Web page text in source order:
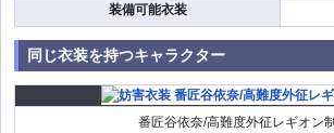
装備可能衣装
同じ衣装を持つキャラクター
番匠谷依奈/高難度外征レギオン